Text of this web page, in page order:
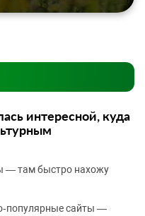
интересной, куда
— там быстро нахожу
сайты —